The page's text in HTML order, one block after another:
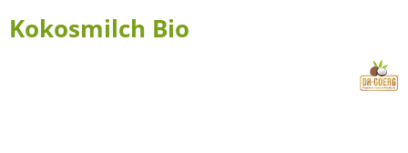
Kokosmilch Bio